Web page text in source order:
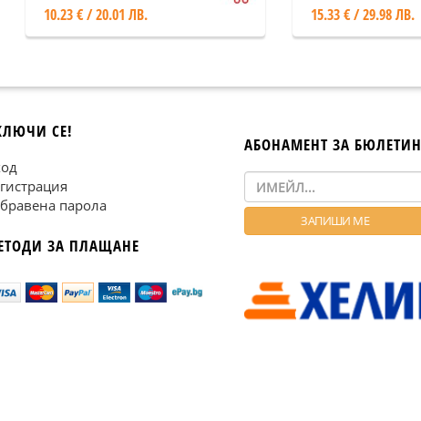
10.23 € / 20.01 ЛВ. 15.33 € / 29.98 ЛВ.
СЕ!
парола
ЗА ПЛАЩАНЕ
АБОНАМЕНТ ЗА БЮЛЕТИН